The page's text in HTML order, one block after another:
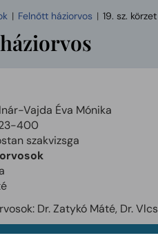
Felnőtt háziorvos 19. sz.
Vajda Éva Mónika
400
szakvizsga
Dr. Zatykó Máté, Dr.